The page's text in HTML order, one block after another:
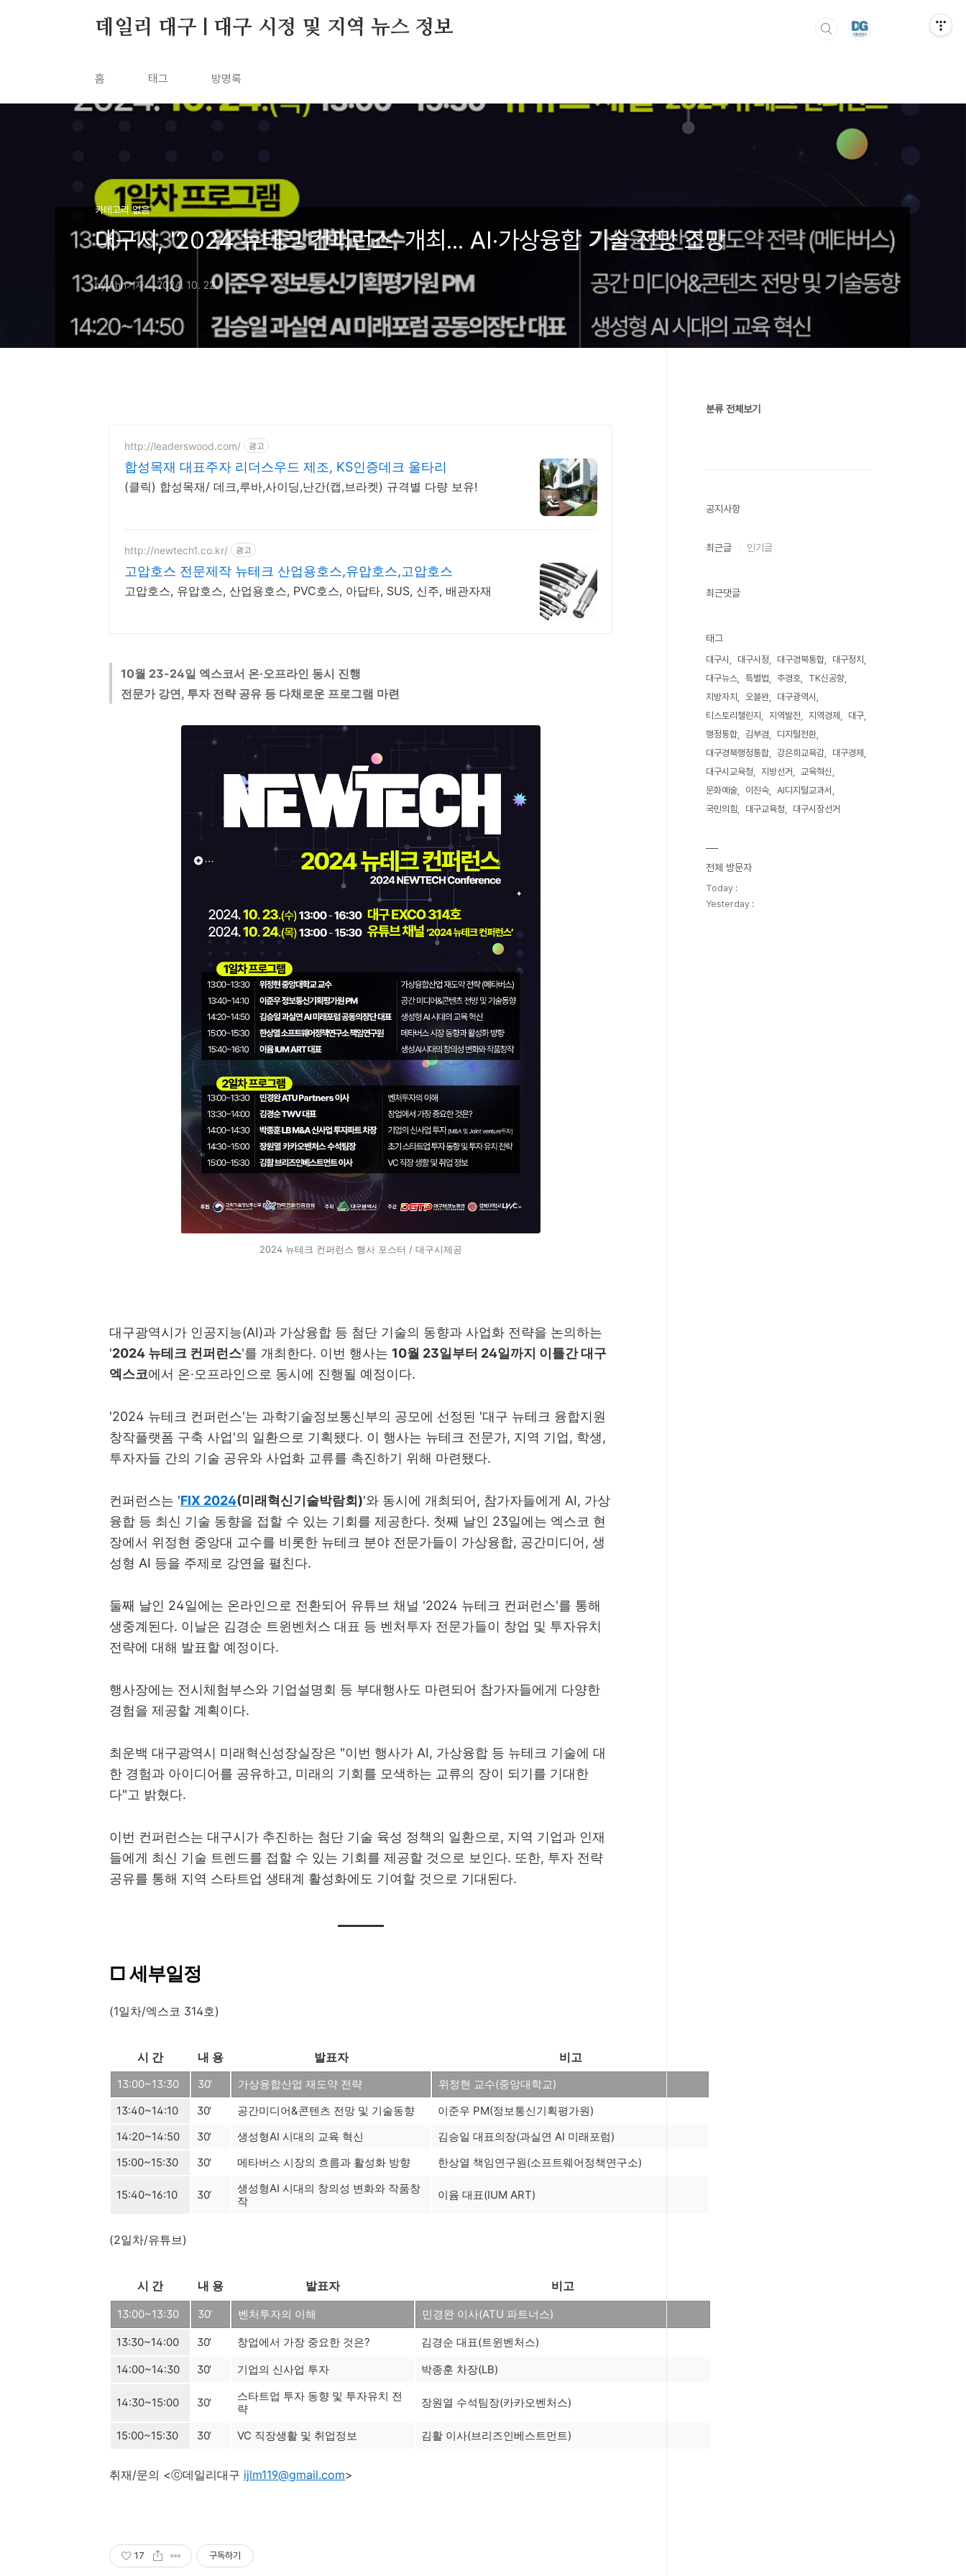
데일리 대구 | 대구 시정 및 지역 뉴스 정보
홈 태그 방명록
카테고리 없음
대구시, '2024 뉴테크 컨퍼런스' 개최... AI·가상융합 기술 전망 조망
by Ahn기자 2024. 10. 22.
http://leaderswood.com/ 광고
합성목재 대표주자 리더스우드 제조, KS인증데크 울타리
(클릭) 합성목재/ 데크,루바,사이딩,난간(캡,브라켓) 규격별 다량 보유!
http://newtech1.co.kr/ 광고
고압호스 전문제작 뉴테크 산업용호스,유압호스,고압호스
고압호스, 유압호스, 산업용호스, PVC호스, 아답타, SUS, 신주, 배관자재
10월 23-24일 엑스코서 온·오프라인 동시 진행
전문가 강연, 투자 전략 공유 등 다채로운 프로그램 마련
2024 뉴테크 컨퍼런스 행사 포스터 / 대구시제공
대구광역시가 인공지능(AI)과 가상융합 등 첨단 기술의 동향과 사업화 전략을 논의하는
'2024 뉴테크 컨퍼런스'를 개최한다. 이번 행사는 10월 23일부터 24일까지 이틀간 대구
엑스코에서 온·오프라인으로 동시에 진행될 예정이다.
'2024 뉴테크 컨퍼런스'는 과학기술정보통신부의 공모에 선정된 '대구 뉴테크 융합지원
창작플랫폼 구축 사업'의 일환으로 기획됐다. 이 행사는 뉴테크 전문가, 지역 기업, 학생,
투자자들 간의 기술 공유와 사업화 교류를 촉진하기 위해 마련됐다.
컨퍼런스는 'FIX 2024(미래혁신기술박람회)'와 동시에 개최되어, 참가자들에게 AI, 가상
융합 등 최신 기술 동향을 접할 수 있는 기회를 제공한다. 첫째 날인 23일에는 엑스코 현
장에서 위정현 중앙대 교수를 비롯한 뉴테크 분야 전문가들이 가상융합, 공간미디어, 생
성형 AI 등을 주제로 강연을 펼친다.
둘째 날인 24일에는 온라인으로 전환되어 유튜브 채널 '2024 뉴테크 컨퍼런스'를 통해
생중계된다. 이날은 김경순 트윈벤처스 대표 등 벤처투자 전문가들이 창업 및 투자유치
전략에 대해 발표할 예정이다.
행사장에는 전시체험부스와 기업설명회 등 부대행사도 마련되어 참가자들에게 다양한
경험을 제공할 계획이다.
최운백 대구광역시 미래혁신성장실장은 "이번 행사가 AI, 가상융합 등 뉴테크 기술에 대
한 경험과 아이디어를 공유하고, 미래의 기회를 모색하는 교류의 장이 되기를 기대한
다"고 밝혔다.
이번 컨퍼런스는 대구시가 추진하는 첨단 기술 육성 정책의 일환으로, 지역 기업과 인재
들에게 최신 기술 트렌드를 접할 수 있는 기회를 제공할 것으로 보인다. 또한, 투자 전략
공유를 통해 지역 스타트업 생태계 활성화에도 기여할 것으로 기대된다.
□ 세부일정
(1일차/엑스코 314호)
시 간 내 용 발표자 비고
13:00~13:30 30‘ 가상융합산업 재도약 전략
위정현 교수(중앙대학교)
13:40~14:10
30‘ 공간미디어&콘텐츠 전망 및 기술동향
이준우 PM(정보통신기획평가원)
14:20~14:50
30‘ 생성형AI 시대의 교육 혁신
김승일 대표의장(과실연 AI 미래포럼)
15:00~15:30
30‘ 메타버스 시장의 흐름과 활성화 방향 한상열 책임연구원(소프트웨어정책연구소)
15:40~16:10 30‘
생성형AI 시대의 창의성 변화와 작품창
작
이윰 대표(IUM ART)
(2일차/유튜브)
시 간 내 용 발표자 비고
13:00~13:30 30‘ 벤처투자의 이해 민경완 이사(ATU 파트너스)
13:30~14:00 30‘ 창업에서 가장 중요한 것은?
김경순 대표(트윈벤처스)
14:00~14:30
30‘ 기업의 신사업 투자 박종훈 차장(LB)
14:30~15:00 30‘
스타트업 투자 동향 및 투자유치 전
략
장원열 수석팀장(카카오벤처스)
15:00~15:30 30‘ VC 직장생활 및 취업정보 김활 이사(브리즈인베스트먼트)
취재/문의 <ⓒ데일리대구 ijlm119@gmail.com>
17 구독하기
분류 전체보기
공지사항
최근글 인기글
최근댓글
태그
대구시 대구시정 대구경북통합
대구정치
대구뉴스
특별법 추경호
TK신공항
지방자치
오블완
대구광역시
티스토리챌린지
지역발전 지역경제
대구
행정통합
김부겸
디지털전환
대구경북행정통합
강은희교육감
대구경제
대구시교육청
지방선거
교육혁신
문화예술
이진숙
AI디지털교과서
국민의힘
대구교육청 대구시장선거
전체 방문자
Today :
Yesterday :